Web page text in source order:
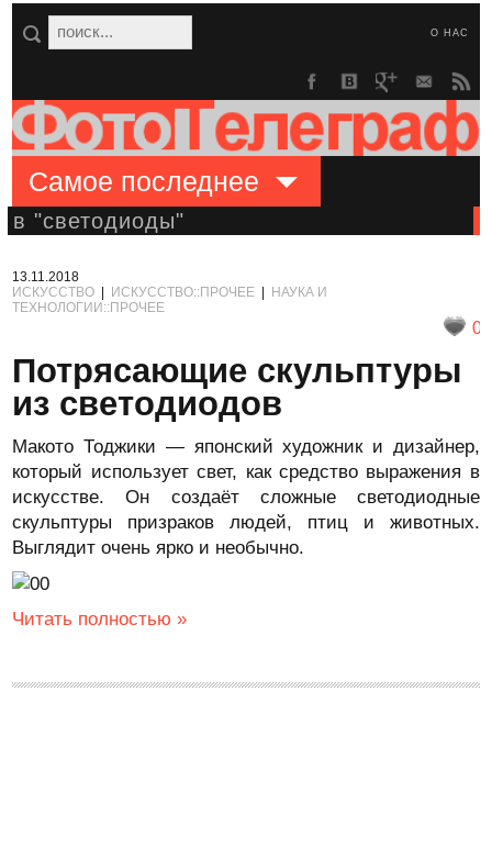
О НАС
Самое последнее
в "светодиоды"
13.11.2018
ИСКУССТВО
ИСКУССТВО::ПРОЧЕЕ
НАУКА И
ТЕХНОЛОГИИ::ПРОЧЕЕ
0
Потрясающие скульптуры
из светодиодов
Макото Тоджики — японский художник и дизайнер,
который использует свет, как средство выражения в
искусстве. Он создаёт сложные светодиодные
скульптуры призраков людей, птиц и животных.
Выглядит очень ярко и необычно.
Читать полностью »